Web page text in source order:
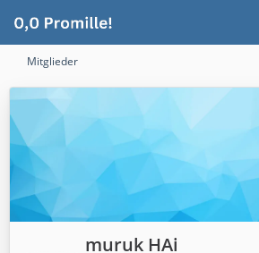
Mitglieder
muruk HAi